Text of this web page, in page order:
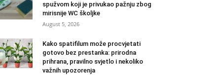
spužvom koji je privukao pažnju zbog
mirisnije WC školjke
August 5, 2026
Kako spatifilum može procvjetati
gotovo bez prestanka: prirodna
prihrana, pravilno svjetlo i nekoliko
važnih upozorenja